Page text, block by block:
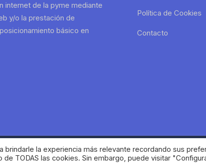
internet de la pyme mediante
y/o la prestación de
básico en
Política de Cookies
Contacto
© Copyright 2022.
la experiencia más relevante recordando sus
TODAS las cookies. Sin embargo, puede visitar